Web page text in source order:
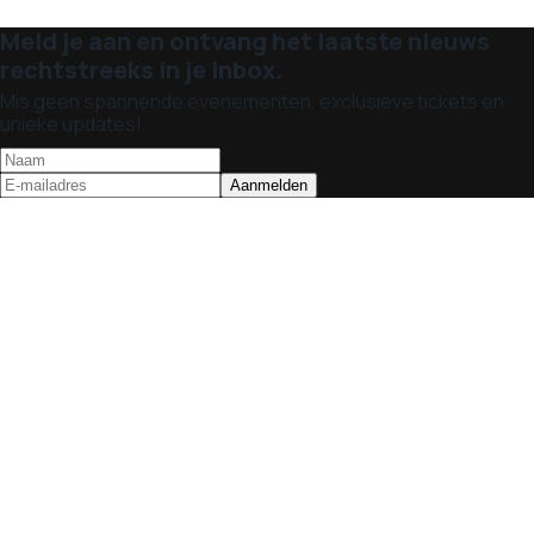
Meld je aan en ontvang het laatste nieuws
rechtstreeks in je inbox.
Mis geen spannende evenementen, exclusieve tickets en
unieke updates!